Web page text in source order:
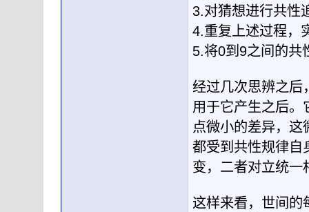
3.对猜想进行共性
4.重复上述过程，
5.将0到9之间的共
经过几次思辨之后
用于它产生之后。
点微小的差异，这
都受到共性规律自
变，二者对立统一
这样来看，世间的